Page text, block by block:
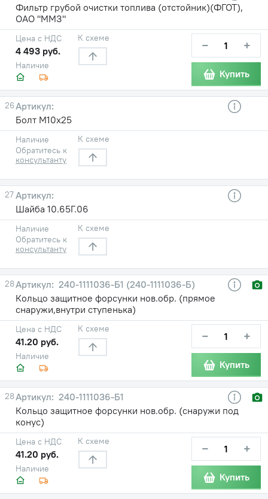
Фильтр грубой очистки топлива (отстойник)(ФГОТ),
ОАО "ММЗ"
Наличие
Цена с НДС
4 493 руб.
К схеме − +
Купить
26
Болт М10х25
Наличие
Обратитесь к
консультанту
К схеме
27
Шайба 10.65Г.06
Наличие
Обратитесь к
консультанту
К схеме
28
240-1111036-Б1 (240-1111036-Б)
Кольцо защитное форсунки нов.обр. (прямое
снаружи,внутри ступенька)
Наличие
Цена с НДС
41.20 руб.
К схеме − +
Купить
28
240-1111036-Б1
Кольцо защитное форсунки нов.обр. (снаружи под
конус)
Наличие
Цена с НДС
41.20 руб.
К схеме − +
Купить